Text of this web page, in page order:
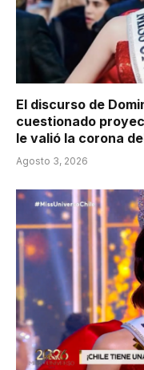
El discurso de
cuestionado
le valió la corona
Agosto 3, 2026